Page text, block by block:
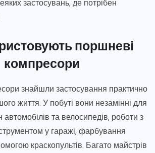
застосувань, де потрібен
поршневі
компресори
знайшли застосування практично
життя. У побуті вони незамінні для
та велосипедів, роботи з
у гаражі, фарбування
краскопультів. Багато майстрів